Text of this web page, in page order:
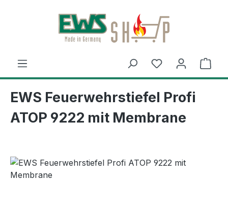
Zum Hauptinhalt springen
EWS Feuerwehrstiefel Profi
ATOP 9222 mit Membrane